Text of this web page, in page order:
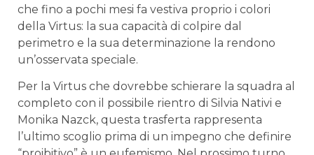
che fino a pochi mesi fa vestiva proprio i colori
della Virtus: la sua capacità di colpire dal
perimetro e la sua determinazione la rendono
un’osservata speciale.
Per la Virtus che dovrebbe schierare la squadra al
completo con il possibile rientro di Silvia Nativi e
Monika Nazck, questa trasferta rappresenta
l’ultimo scoglio prima di un impegno che definire